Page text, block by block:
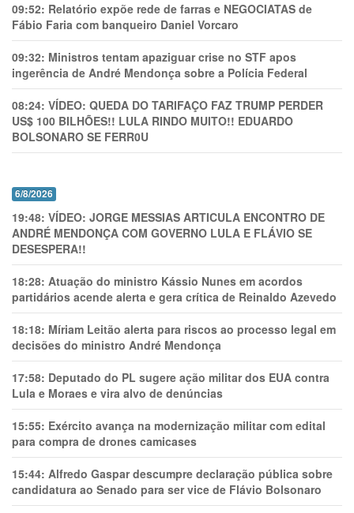
09:52: Relatório expõe rede de farras e NEGOCIATAS de
Fábio Faria com banqueiro Daniel Vorcaro
09:32: Ministros tentam apaziguar crise no STF apos
ingerência de André Mendonça sobre a Polícia Federal
08:24: VÍDEO: QUEDA DO TARIFAÇO FAZ TRUMP PERDER
US$ 100 BILHÕES!! LULA RINDO MUITO!! EDUARDO
BOLSONARO SE FERR0U
6/8/2026
19:48: VÍDEO: JORGE MESSIAS ARTICULA ENCONTRO DE
ANDRÉ MENDONÇA COM GOVERNO LULA E FLÁVIO SE
DESESPERA!!
18:28: Atuação do ministro Kássio Nunes em acordos
partidários acende alerta e gera crítica de Reinaldo Azevedo
18:18: Míriam Leitão alerta para riscos ao processo legal em
decisões do ministro André Mendonça
17:58: Deputado do PL sugere ação militar dos EUA contra
Lula e Moraes e vira alvo de denúncias
15:55: Exército avança na modernização militar com edital
para compra de drones camicases
15:44: Alfredo Gaspar descumpre declaração pública sobre
candidatura ao Senado para ser vice de Flávio Bolsonaro